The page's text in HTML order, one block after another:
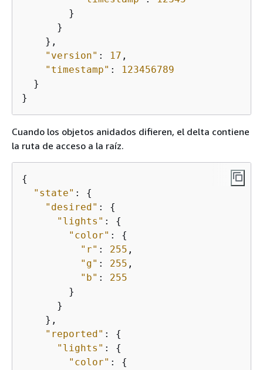
        }
      }
    },
"version" : 17 ,
"timestamp" :
123456789
  }
}
Cuando los objetos anidados difieren, el delta contiene
la ruta de acceso a la raíz.
{
"state" : {
"desired" : {
"lights" : {
"color" : {
"r" : 255 ,
"g" : 255 ,
"b" : 255
        }
      }
    },
"reported" : {
"lights" : {
"color" : {